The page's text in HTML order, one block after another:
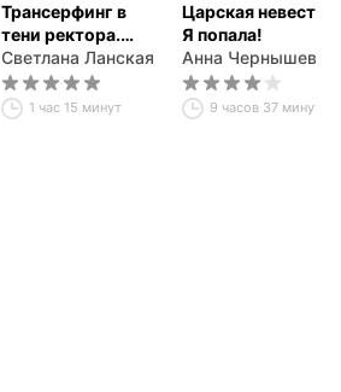
Трансерфинг в
тени ректора.
Книга первая.
Светлана Ланская
1 час 15 минут
Царская невеста.
Я попала!
Анна Чернышева
9 часов 37 минут